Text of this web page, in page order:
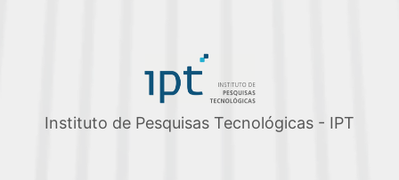
Instituto de Pesquisas Tecnológicas - IPT